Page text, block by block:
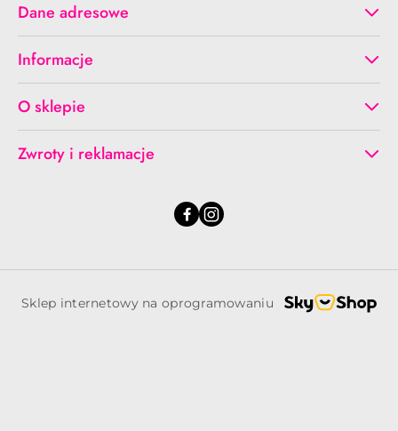
Dane adresowe
Informacje
O sklepie
Zwroty i reklamacje
Sklep internetowy na oprogramowaniu